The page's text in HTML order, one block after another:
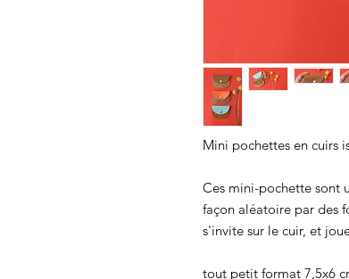
Mini pochettes en cuirs
Ces mini-pochette sont
façon aléatoire par des
s'invite sur le cuir, et
tout petit format 7,5x6